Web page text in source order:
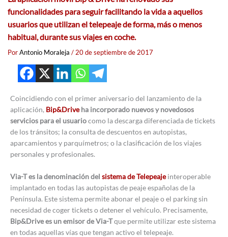
funcionalidades para seguir facilitando la vida a aquellos
usuarios que utilizan el telepeaje de forma, más o menos
habitual, durante sus viajes en coche.
PorAntonio Moraleja / 20 de septiembre de 2017
Coincidiendo con el primer aniversario del lanzamiento de la
aplicación, Bip&Driveha incorporado nuevos y novedosos
servicios para el usuariocomo la descarga diferenciada de tickets
de los tránsitos; la consulta de descuentos en autopistas,
aparcamientos y parquímetros; o la clasificación de los viajes
personales y profesionales.
Via-T es la denominación del sistema de Telepeajeinteroperable
implantado en todas las autopistas de peaje españolas de la
Península. Este sistema permite abonar el peaje o el parking sin
necesidad de coger tickets o detener el vehículo. Precisamente,
Bip&Drive es un emisor de Via-Tque permite utilizar este sistema
en todas aquellas vías que tengan activo el telepeaje.